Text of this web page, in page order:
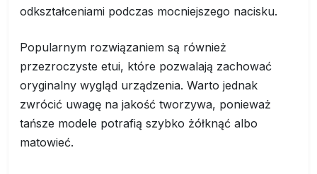
odkształceniami podczas mocniejszego nacisku.
Popularnym rozwiązaniem są również
przezroczyste etui, które pozwalają zachować
oryginalny wygląd urządzenia. Warto jednak
zwrócić uwagę na jakość tworzywa, ponieważ
tańsze modele potrafią szybko żółknąć albo
matowieć.